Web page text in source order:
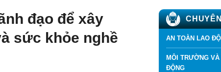
đạo để xây
sức khỏe nghề
AN TOÀN LAO
MÔI TRƯỜNG
ĐỘNG